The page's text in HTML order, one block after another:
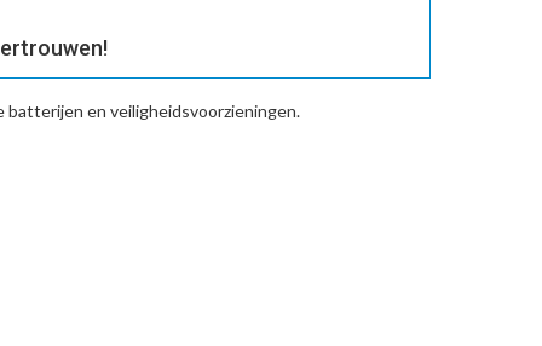
batterijen en veiligheidsvoorzieningen.